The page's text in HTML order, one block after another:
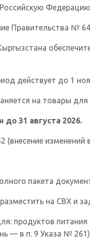
Правительства №
действует до 1
на товары для
31 августа 2026.
(внесение
пакета
на СВХ и
продуктов питания
— в п. 9 Указа №